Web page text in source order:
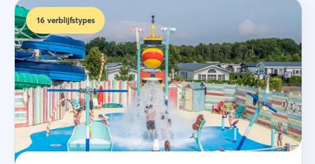
16 verblijfstypes